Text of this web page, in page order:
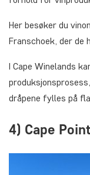
Her besøker du
Franschoek, der de
I Cape Winelands
dråpene fylles på
4) Cape Point